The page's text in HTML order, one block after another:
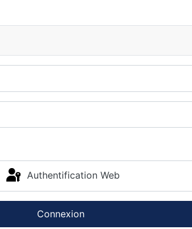
Authentification Web
Connexion